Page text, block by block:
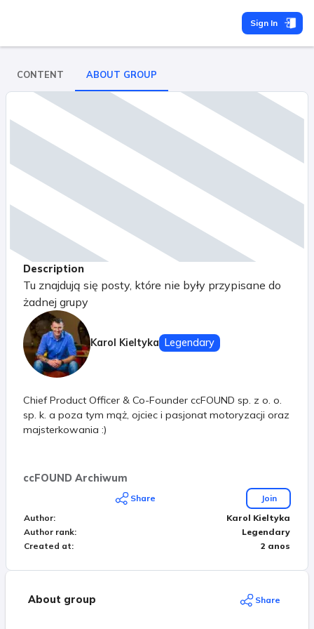
Sign In
CONTENT ABOUT GROUP
Description
Tu znajdują się posty, które nie były przypisane do
żadnej grupy
Karol Kieltyka Legendary
Chief Product Officer & Co-Founder ccFOUND sp. z o. o.
sp. k. a poza tym mąż, ojciec i pasjonat motoryzacji oraz
majsterkowania :)
ccFOUND Archiwum
Share
Join
Author:
Karol Kieltyka
Author rank:
Legendary
Created at: 2 anos
About group Share